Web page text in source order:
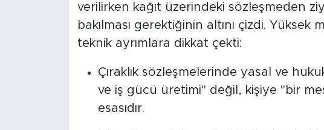
verilirken kağıt üzerindeki sözleşmeden
bakılması gerektiğinin altını çizdi.
teknik ayrımlara dikkat çekti:
Çıraklık sözleşmelerinde yasal ve
ve iş gücü üretimi" değil, kişiye "bir
esasıdır.